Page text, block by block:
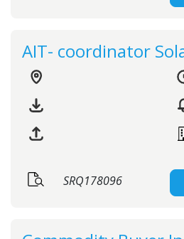
AIT- coordinator
SRQ178096